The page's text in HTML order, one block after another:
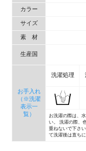
カラー
サイズ
素 材
生産国
お手入れ
（※洗濯
表示一
覧）
洗濯処理
お洗濯の際は、
い。 洗濯の際、
重ねないで下さ
て洗濯後は直ち